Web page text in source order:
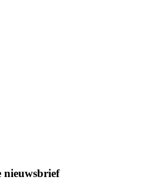
nieuwsbrief